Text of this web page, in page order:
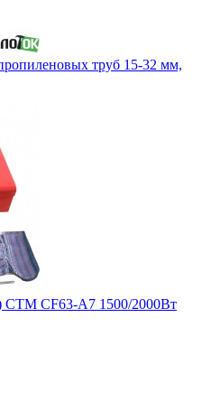
труб 15-32 мм,
СТМ CF63-A7 1500/2000Вт